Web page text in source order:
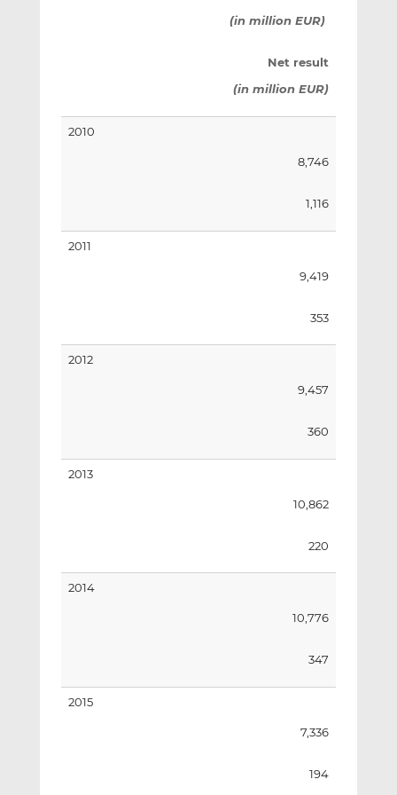
(in million EUR)
Net result
(in million EUR)
2010
8,746
1,116
2011
9,419
353
2012
9,457
360
2013
10,862
220
2014
10,776
347
2015
7,336
194